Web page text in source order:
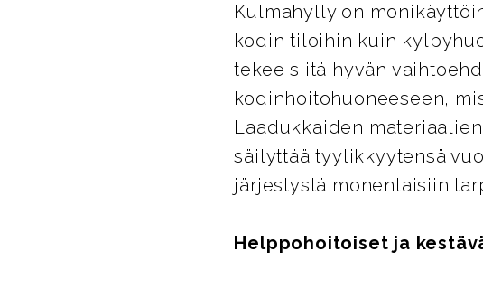
Kulmahylly on
kodin tiloihin kuin
tekee siitä hyvän
kodinhoitohuoneeseen,
Laadukkaiden
säilyttää tyylikkyytensä
järjestystä monenlaisiin
Helppohoitoiset ja